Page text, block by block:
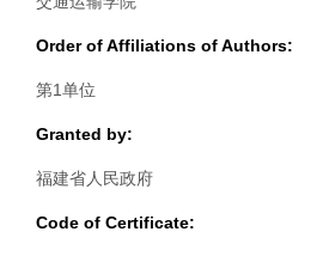
Order of Affiliations of Authors:
第1单位
Granted by:
福建省人民政府
Code of Certificate: